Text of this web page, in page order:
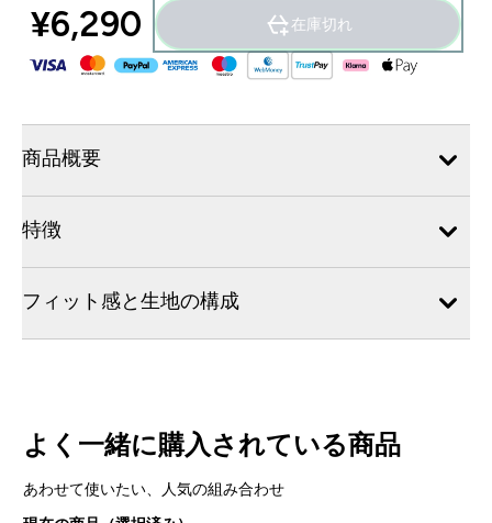
¥6,290‎ 在庫切れ
商品概要
特徴
フィット感と生地の構成
よく一緒に購入されている商品
あわせて使いたい、人気の組み合わせ